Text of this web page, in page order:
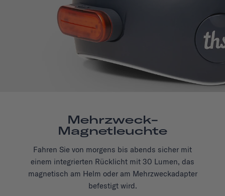
Mehrzweck-
Magnetleuchte
Fahren Sie von morgens bis abends sicher mit
einem integrierten Rücklicht mit 30 Lumen, das
magnetisch am Helm oder am Mehrzweckadapter
befestigt wird.